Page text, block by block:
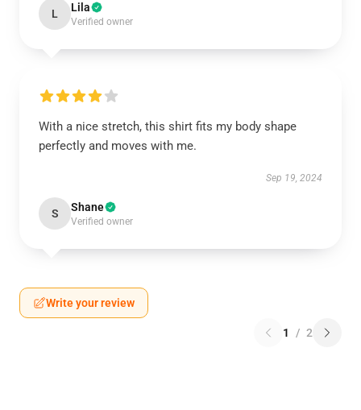
L Lila
Verified owner
With a nice stretch, this shirt fits my body shape
perfectly and moves with me.
Sep 19, 2024
S Shane
Verified owner
Write your review
1 / 2